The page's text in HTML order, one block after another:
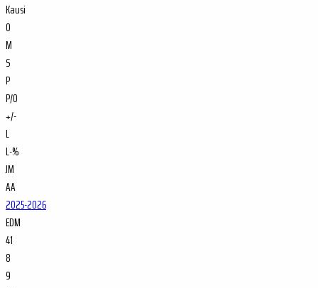
Kausi
O
M
S
P
P/O
+/-
L
L-%
JM
AA
2025-2026
EDM
41
8
9